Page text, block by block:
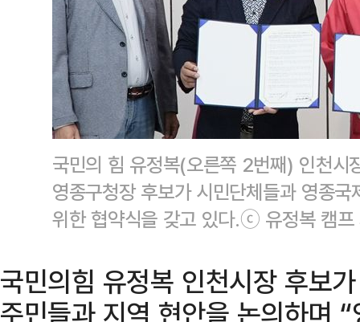
국민의 힘 유정복(오른쪽 2번째) 인천시
영종구청장 후보가 시민단체들과 영종
위한 협약식을 갖고 있다.ⓒ 유정복 캠프
국민의힘 유정복 인천시장 후보
주민들과 지역 현안을 논의하며